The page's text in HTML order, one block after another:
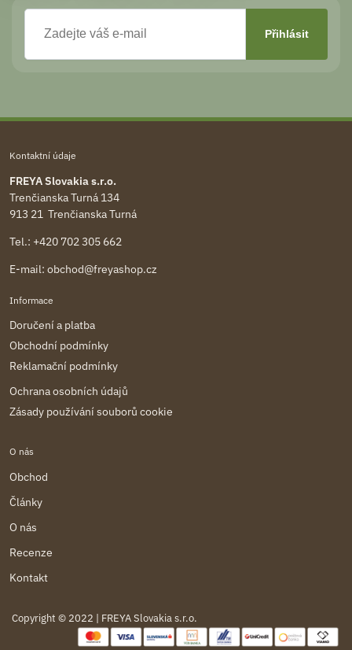
Kontaktní údaje
FREYA Slovakia s.r.o.
Trenčianska Turná 134
913 21 Trenčianska Turná
Tel.: +420 702 305 662
E-mail: obchod@freyashop.cz
Informace
Doručení a platba
Obchodní podmínky
Reklamační podmínky
Ochrana osobních údajů
Zásady používání souborů cookie
O nás
Obchod
Články
O nás
Recenze
Kontakt
Copyright © 2022 | FREYA Slovakia s.r.o.